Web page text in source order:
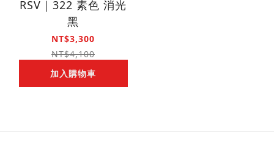
RSV｜322 素色 消光
黑
NT$3,300
NT$4,100
加入購物車